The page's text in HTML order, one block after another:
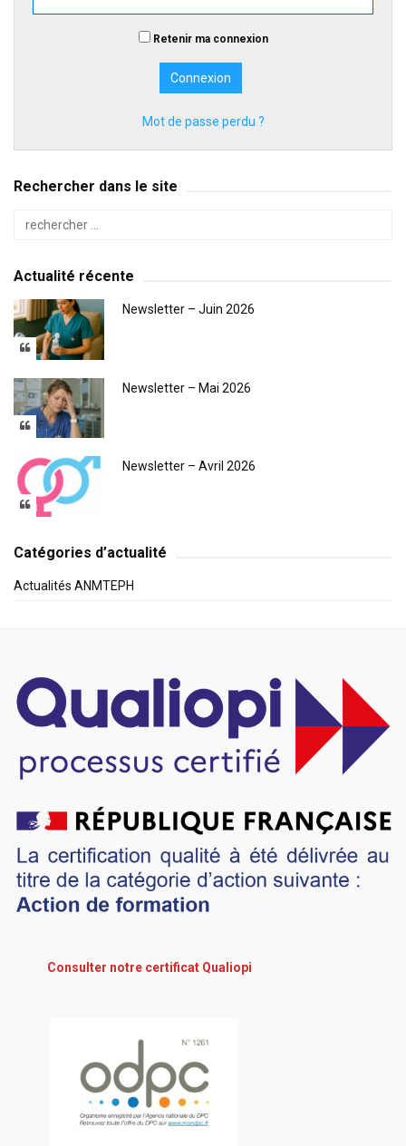
Retenir ma connexion
Mot de passe perdu ?
Rechercher dans le site
Actualité récente
Newsletter – Juin 2026
Newsletter – Mai 2026
Newsletter – Avril 2026
Catégories d’actualité
Actualités ANMTEPH
Consulter notre certificat Qualiopi